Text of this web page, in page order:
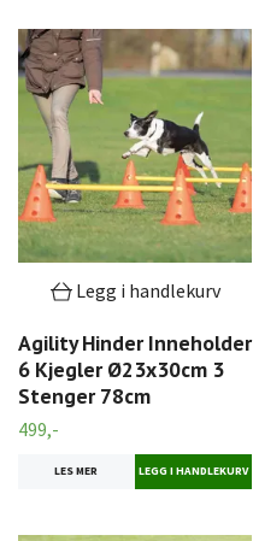
Legg i handlekurv
Agility Hinder Inneholder
6 Kjegler Ø23x30cm 3
Stenger 78cm
499,-
LES MER